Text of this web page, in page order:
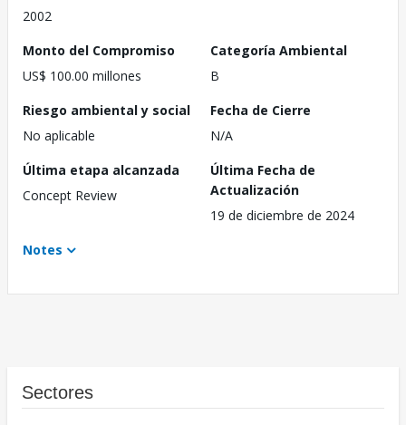
2002
Monto del Compromiso
US$ 100.00 millones
Categoría Ambiental
B
Riesgo ambiental y social
No aplicable
Fecha de Cierre
N/A
Última etapa alcanzada
Concept Review
Última Fecha de
Actualización
19 de diciembre de 2024
Notes
Sectores